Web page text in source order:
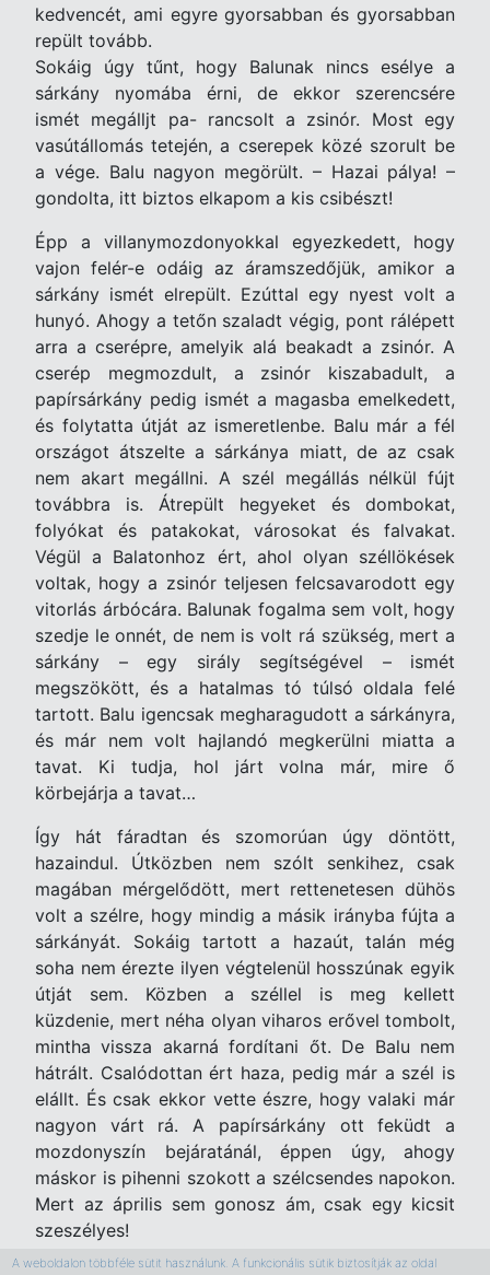
kedvencét, ami egyre gyorsabban és gyorsabban
repült tovább.
Sokáig úgy tűnt, hogy Balunak nincs esélye a
sárkány nyomába érni, de ekkor szerencsére
ismét megálljt pa- rancsolt a zsinór. Most egy
vasútállomás tetején, a cserepek közé szorult be
a vége. Balu nagyon megörült. – Hazai pálya! –
gondolta, itt biztos elkapom a kis csibészt!
Épp a villanymozdonyokkal egyezkedett, hogy
vajon felér-e odáig az áramszedőjük, amikor a
sárkány ismét elrepült. Ezúttal egy nyest volt a
hunyó. Ahogy a tetőn szaladt végig, pont rálépett
arra a cserépre, amelyik alá beakadt a zsinór. A
cserép megmozdult, a zsinór kiszabadult, a
papírsárkány pedig ismét a magasba emelkedett,
és folytatta útját az ismeretlenbe. Balu már a fél
országot átszelte a sárkánya miatt, de az csak
nem akart megállni. A szél megállás nélkül fújt
továbbra is. Átrepült hegyeket és dombokat,
folyókat és patakokat, városokat és falvakat.
Végül a Balatonhoz ért, ahol olyan széllökések
voltak, hogy a zsinór teljesen felcsavarodott egy
vitorlás árbócára. Balunak fogalma sem volt, hogy
szedje le onnét, de nem is volt rá szükség, mert a
sárkány – egy sirály segítségével – ismét
megszökött, és a hatalmas tó túlsó oldala felé
tartott. Balu igencsak megharagudott a sárkányra,
és már nem volt hajlandó megkerülni miatta a
tavat. Ki tudja, hol járt volna már, mire ő
körbejárja a tavat…
Így hát fáradtan és szomorúan úgy döntött,
hazaindul. Útközben nem szólt senkihez, csak
magában mérgelődött, mert rettenetesen dühös
volt a szélre, hogy mindig a másik irányba fújta a
sárkányát. Sokáig tartott a hazaút, talán még
soha nem érezte ilyen végtelenül hosszúnak egyik
útját sem. Közben a széllel is meg kellett
küzdenie, mert néha olyan viharos erővel tombolt,
mintha vissza akarná fordítani őt. De Balu nem
hátrált. Csalódottan ért haza, pedig már a szél is
elállt. És csak ekkor vette észre, hogy valaki már
nagyon várt rá. A papírsárkány ott feküdt a
mozdonyszín bejáratánál, éppen úgy, ahogy
máskor is pihenni szokott a szélcsendes napokon.
Mert az április sem gonosz ám, csak egy kicsit
szeszélyes!
A weboldalon többféle sütit használunk. A funkcionális sütik biztosítják az oldal